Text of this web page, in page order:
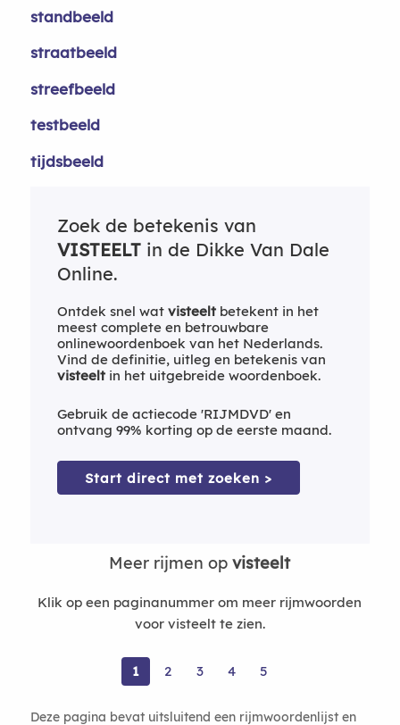
standbeeld
straatbeeld
streefbeeld
testbeeld
tijdsbeeld
Zoek de betekenis van
VISTEELTin de Dikke Van Dale
Online.
Ontdek snel wat visteeltbetekent in het
meest complete en betrouwbare
onlinewoordenboek van het Nederlands.
Vind de definitie, uitleg en betekenis van
visteeltin het uitgebreide woordenboek.
Gebruik de actiecode 'RIJMDVD' en
ontvang 99% korting op de eerste maand.
Start direct met zoeken >
Meer rijmen opvisteelt
Klik op een paginanummer om meer rijmwoorden
voor visteelt te zien.
1 2 3 4 5
Deze pagina bevat uitsluitend een rijmwoordenlijst en